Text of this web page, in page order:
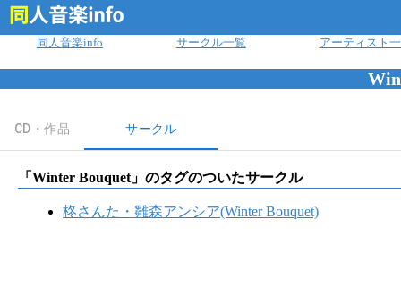
同人音楽info サークル一覧 アーティスト
CD・作品 サークル
「 Winter Bouquet 」のタグのついたサークル
柊さんた・雛森アンシア(Winter Bouquet)